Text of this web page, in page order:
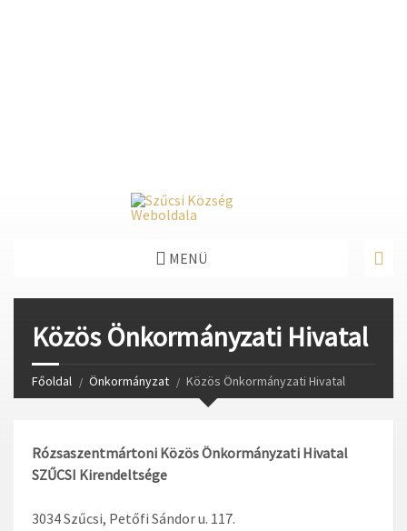
MENÜ
Közös Önkormányzati Hivatal
Főoldal Önkormányzat Közös Önkormányzati Hivatal
Rózsaszentmártoni Közös Önkormányzati Hivatal
SZŰCSI Kirendeltsége
3034 Szűcsi, Petőfi Sándor u. 117.